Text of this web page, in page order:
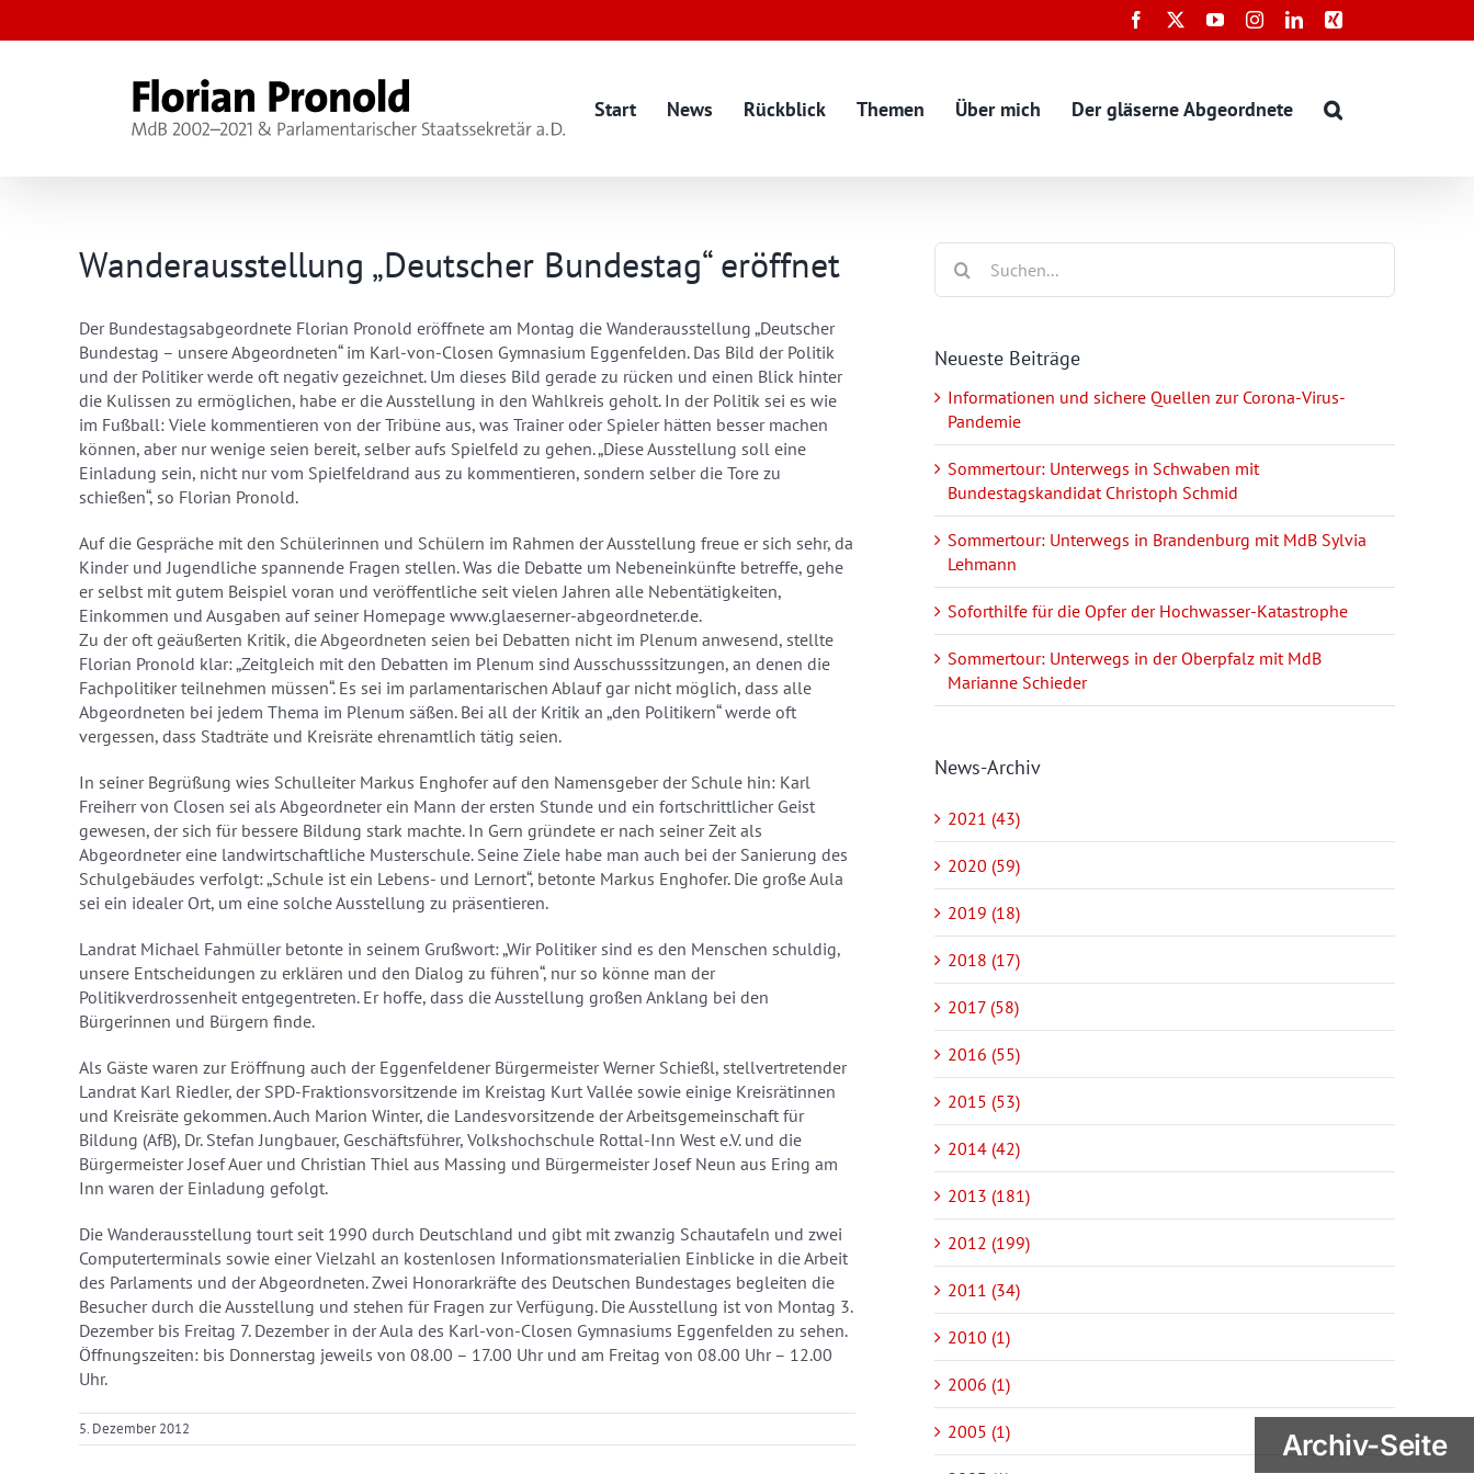
Inhalt
Facebook YouTubeInstagramLinkedInXing
Start News Rückblick Themen Über mich Der gläserne Abgeordnete
Wanderausstellung „Deutscher Bundestag“ eröffnet
Der Bundestagsabgeordnete Florian Pronold eröffnete am Montag die Wanderausstellung „Deutscher
Bundestag – unsere Abgeordneten“ im Karl-von-Closen Gymnasium Eggenfelden. Das Bild der Politik
und der Politiker werde oft negativ gezeichnet. Um dieses Bild gerade zu rücken und einen Blick hinter
die Kulissen zu ermöglichen, habe er die Ausstellung in den Wahlkreis geholt. In der Politik sei es wie
im Fußball: Viele kommentieren von der Tribüne aus, was Trainer oder Spieler hätten besser machen
können, aber nur wenige seien bereit, selber aufs Spielfeld zu gehen. „Diese Ausstellung soll eine
Einladung sein, nicht nur vom Spielfeldrand aus zu kommentieren, sondern selber die Tore zu
schießen“, so Florian Pronold.
Auf die Gespräche mit den Schülerinnen und Schülern im Rahmen der Ausstellung freue er sich sehr, da
Kinder und Jugendliche spannende Fragen stellen. Was die Debatte um Nebeneinkünfte betreffe, gehe
er selbst mit gutem Beispiel voran und veröffentliche seit vielen Jahren alle Nebentätigkeiten,
Einkommen und Ausgaben auf seiner Homepage www.glaeserner-abgeordneter.de.
Zu der oft geäußerten Kritik, die Abgeordneten seien bei Debatten nicht im Plenum anwesend, stellte
Florian Pronold klar: „Zeitgleich mit den Debatten im Plenum sind Ausschusssitzungen, an denen die
Fachpolitiker teilnehmen müssen“. Es sei im parlamentarischen Ablauf gar nicht möglich, dass alle
Abgeordneten bei jedem Thema im Plenum säßen. Bei all der Kritik an „den Politikern“ werde oft
vergessen, dass Stadträte und Kreisräte ehrenamtlich tätig seien.
In seiner Begrüßung wies Schulleiter Markus Enghofer auf den Namensgeber der Schule hin: Karl
Freiherr von Closen sei als Abgeordneter ein Mann der ersten Stunde und ein fortschrittlicher Geist
gewesen, der sich für bessere Bildung stark machte. In Gern gründete er nach seiner Zeit als
Abgeordneter eine landwirtschaftliche Musterschule. Seine Ziele habe man auch bei der Sanierung des
Schulgebäudes verfolgt: „Schule ist ein Lebens- und Lernort“, betonte Markus Enghofer. Die große Aula
sei ein idealer Ort, um eine solche Ausstellung zu präsentieren.
Landrat Michael Fahmüller betonte in seinem Grußwort: „Wir Politiker sind es den Menschen schuldig,
unsere Entscheidungen zu erklären und den Dialog zu führen“, nur so könne man der
Politikverdrossenheit entgegentreten. Er hoffe, dass die Ausstellung großen Anklang bei den
Bürgerinnen und Bürgern finde.
Als Gäste waren zur Eröffnung auch der Eggenfeldener Bürgermeister Werner Schießl, stellvertretender
Landrat Karl Riedler, der SPD-Fraktionsvorsitzende im Kreistag Kurt Vallée sowie einige Kreisrätinnen
und Kreisräte gekommen. Auch Marion Winter, die Landesvorsitzende der Arbeitsgemeinschaft für
Bildung (AfB), Dr. Stefan Jungbauer, Geschäftsführer, Volkshochschule Rottal-Inn West e.V. und die
Bürgermeister Josef Auer und Christian Thiel aus Massing und Bürgermeister Josef Neun aus Ering am
Inn waren der Einladung gefolgt.
Die Wanderausstellung tourt seit 1990 durch Deutschland und gibt mit zwanzig Schautafeln und zwei
Computerterminals sowie einer Vielzahl an kostenlosen Informationsmaterialien Einblicke in die Arbeit
des Parlaments und der Abgeordneten. Zwei Honorarkräfte des Deutschen Bundestages begleiten die
Besucher durch die Ausstellung und stehen für Fragen zur Verfügung. Die Ausstellung ist von Montag 3.
Dezember bis Freitag 7. Dezember in der Aula des Karl-von-Closen Gymnasiums Eggenfelden zu sehen.
Öffnungszeiten: bis Donnerstag jeweils von 08.00 – 17.00 Uhr und am Freitag von 08.00 Uhr – 12.00
Uhr.
5. Dezember 2012
nach:
Neueste Beiträge
Informationen und sichere Quellen zur Corona-Virus-
Pandemie
Sommertour: Unterwegs in Schwaben mit
Bundestagskandidat Christoph Schmid
Sommertour: Unterwegs in Brandenburg mit MdB Sylvia
Lehmann
Soforthilfe für die Opfer der Hochwasser-Katastrophe
Sommertour: Unterwegs in der Oberpfalz mit MdB
Marianne Schieder
News-Archiv
2021 (43)
2020 (59)
2019 (18)
2018 (17)
2017 (58)
2016 (55)
2015 (53)
2014 (42)
2013 (181)
2012 (199)
2011 (34)
2010 (1)
2006 (1)
2005 (1) Archiv-Seite